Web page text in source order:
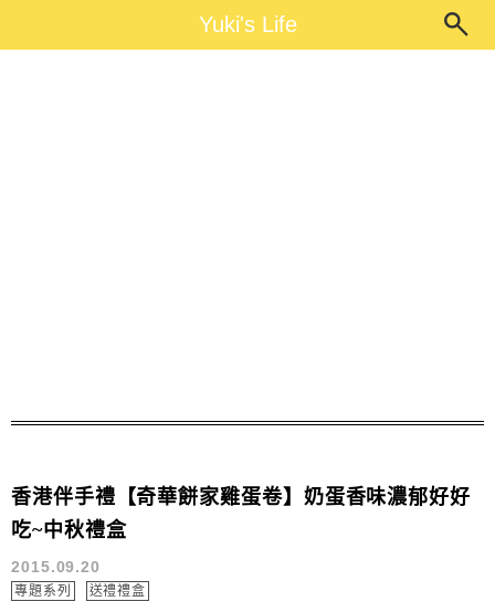
Yuki's LifeYuki's Life
香港伴手禮【奇華餅家雞蛋卷】奶蛋香味濃郁好好
吃~中秋禮盒
2015.09.20
專題系列 送禮禮盒